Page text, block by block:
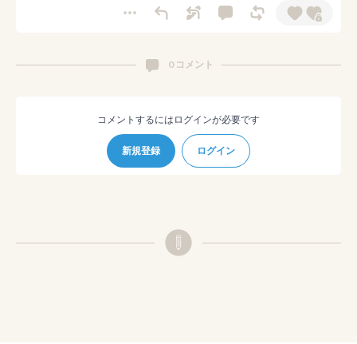
0 コメント
コメントするにはログインが必要です
新規登録 ログイン